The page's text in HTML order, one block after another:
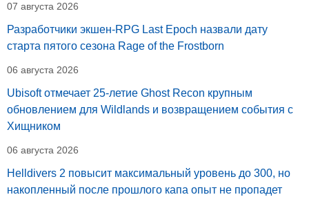
07 августа 2026
Разработчики экшен-RPG Last Epoch назвали дату
старта пятого сезона Rage of the Frostborn
06 августа 2026
Ubisoft отмечает 25-летие Ghost Recon крупным
обновлением для Wildlands и возвращением события с
Хищником
06 августа 2026
Helldivers 2 повысит максимальный уровень до 300, но
накопленный после прошлого капа опыт не пропадет